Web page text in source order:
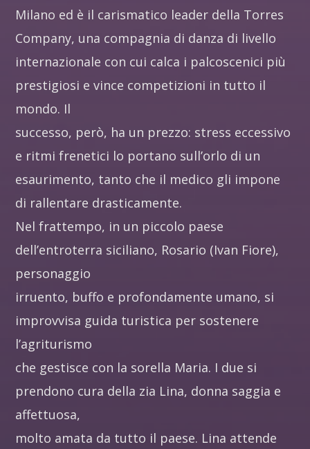
Milano ed è il carismatico leader della Torres
Company, una compagnia di danza di livello
internazionale con cui calca i palcoscenici più
prestigiosi e vince competizioni in tutto il
mondo. Il
successo, però, ha un prezzo: stress eccessivo
e ritmi frenetici lo portano sull’orlo di un
esaurimento, tanto che il medico gli impone
di rallentare drasticamente.
Nel frattempo, in un piccolo paese
dell’entroterra siciliano, Rosario (Ivan Fiore),
personaggio
irruento, buffo e profondamente umano, si
improvvisa guida turistica per sostenere
l’agriturismo
che gestisce con la sorella Maria. I due si
prendono cura della zia Lina, donna saggia e
affettuosa,
molto amata da tutto il paese. Lina attende